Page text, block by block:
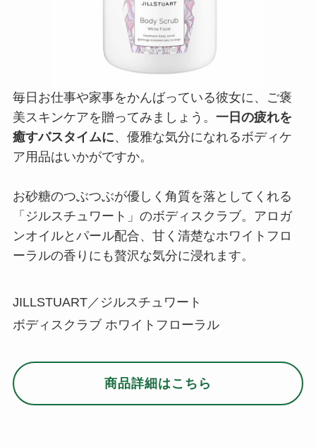
毎日お仕事や家事をかんばっている彼女に、ご褒
美スキンケアを贈ってみましょう。 一日の疲れを
癒すバスタイムに、優雅な気分になれるボディケ
ア用品はいかがですか。
お砂糖のつぶつぶが優しく角質を落としてくれる
「ジルスチュワート」のボディスクラブ。アロガ
ンオイルとパール配合、甘く清楚なホワイトフロ
ーラルの香りにも贅沢な気分に浸れます。
JILLSTUART／ジルスチュワート
ボディスクラブ ホワイトフローラル
商品詳細はこちら